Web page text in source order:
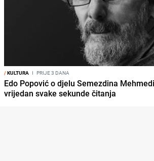
/KULTURA I PRIJE 3 DANA
Edo Popović o djelu Semezdina
vrijedan svake sekunde čitanja